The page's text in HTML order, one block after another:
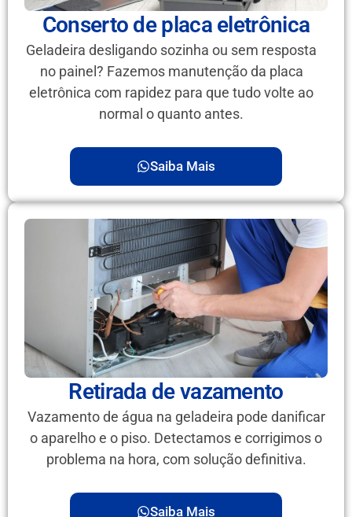
Conserto de placa eletrônica
Geladeira desligando sozinha ou sem resposta
no painel? Fazemos manutenção da placa
eletrônica com rapidez para que tudo volte ao
normal o quanto antes.
Saiba Mais
Retirada de vazamento
Vazamento de água na geladeira pode danificar
o aparelho e o piso. Detectamos e corrigimos o
problema na hora, com solução definitiva.
Saiba Mais